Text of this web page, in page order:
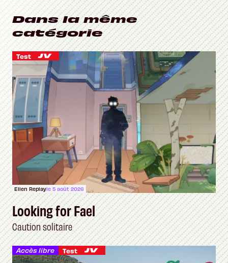
Dans la même
catégorie
Test
Ellen Replayle 5 août 2026
Looking for Fael
Caution solitaire
Accès libre Test